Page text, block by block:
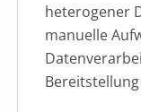
heterogener
manuelle